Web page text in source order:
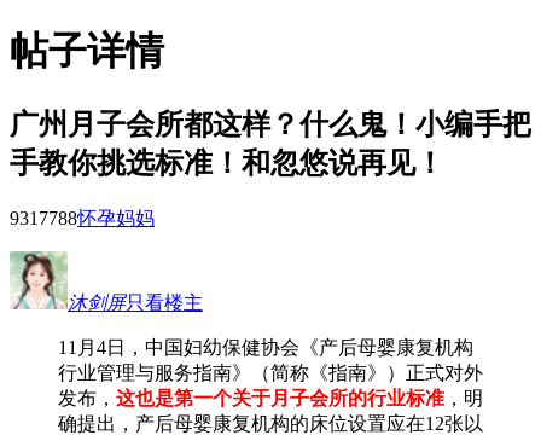
帖子详情
广州月子会所都这样？什么鬼！小编手把
手教你挑选标准！和忽悠说再见！
9317788怀孕妈妈
沐剑屏只看楼主
11月4日，中国妇幼保健协会《产后母婴康复机构
行业管理与服务指南》（简称《指南》）正式对外
发布， 这也是第一个关于月子会所的行业标准 ，明
确提出，产后母婴康复机构的床位设置应在12张以